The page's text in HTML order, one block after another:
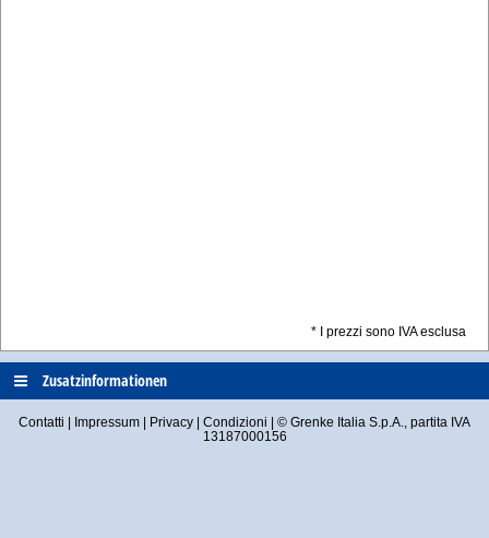
* I prezzi sono IVA esclusa
Zusatzinformationen
Contatti Impressum Privacy Condizioni
© Grenke Italia S.p.A., partita IVA
13187000156